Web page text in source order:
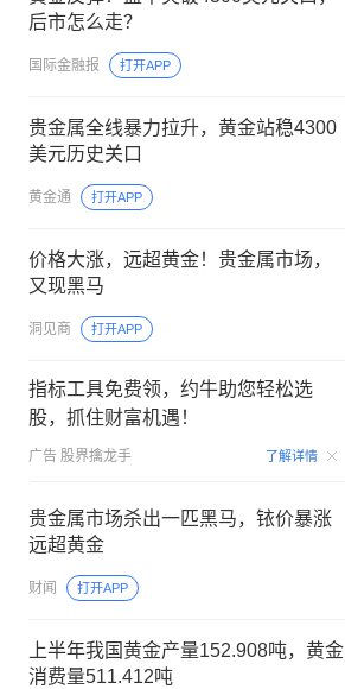
后市怎么走？
国际金融报 打开APP
贵金属全线暴力拉升，黄金站稳4300
美元历史关口
黄金通 打开APP
价格大涨，远超黄金！贵金属市场，
又现黑马
洞见商 打开APP
指标工具免费领，约牛助您轻松选
股，抓住财富机遇！
广告 股界擒龙手 了解详情
贵金属市场杀出一匹黑马，铱价暴涨
远超黄金
财闻 打开APP
上半年我国黄金产量152.908吨，黄金
消费量511.412吨